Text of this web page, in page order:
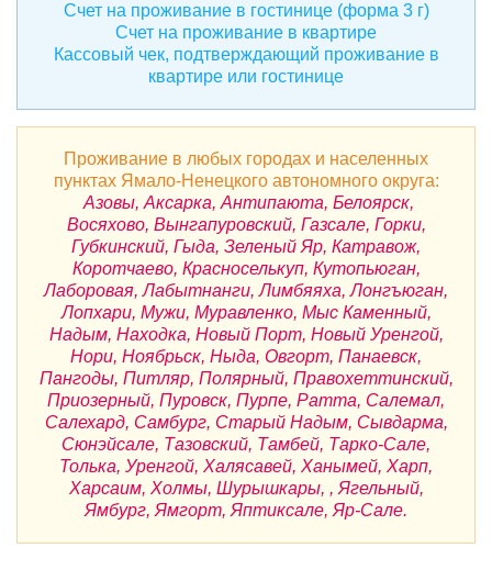
Счет на проживание в гостинице (форма 3 г)
Счет на проживание в квартире
Кассовый чек, подтверждающий проживание в
квартире или гостинице
Проживание в любых городах и населенных
пунктах Ямало-Ненецкого автономного округа:
Азовы, Аксарка, Антипаюта, Белоярск,
Восяхово, Вынгапуровский, Газсале, Горки,
Губкинский, Гыда, Зеленый Яр, Катравож,
Коротчаево, Красноселькуп, Кутопьюган,
Лаборовая, Лабытнанги, Лимбяяха, Лонгъюган,
Лопхари, Мужи, Муравленко, Мыс Каменный,
Надым, Находка, Новый Порт, Новый Уренгой,
Нори, Ноябрьск, Ныда, Овгорт, Панаевск,
Пангоды, Питляр, Полярный, Правохеттинский,
Приозерный, Пуровск, Пурпе, Ратта, Салемал,
Салехард, Самбург, Старый Надым, Сывдарма,
Сюнэйсале, Тазовский, Тамбей, Тарко-Сале,
Толька, Уренгой, Халясавей, Ханымей, Харп,
Харсаим, Холмы, Шурышкары, , Ягельный,
Ямбург, Ямгорт, Яптиксале, Яр-Сале.